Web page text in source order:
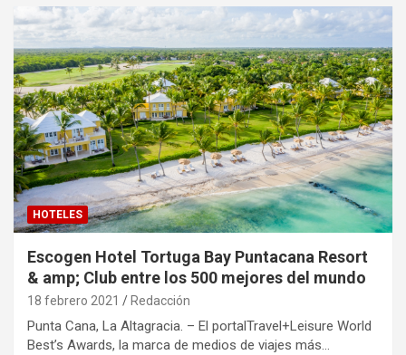
HOTELES
Escogen Hotel Tortuga Bay Puntacana Resort
& amp; Club entre los 500 mejores del mundo
18 febrero 2021 Redacción
Punta Cana, La Altagracia. – El portalTravel+Leisure World
Best’s Awards, la marca de medios de viajes más…